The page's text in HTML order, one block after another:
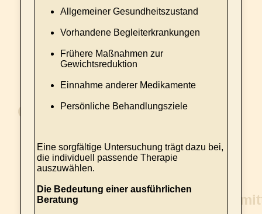
Allgemeiner Gesundheitszustand
Vorhandene Begleiterkrankungen
Frühere Maßnahmen zur
Gewichtsreduktion
Einnahme anderer Medikamente
Persönliche Behandlungsziele
Eine sorgfältige Untersuchung trägt dazu bei,
die individuell passende Therapie
auszuwählen.
Die Bedeutung einer ausführlichen
Beratung